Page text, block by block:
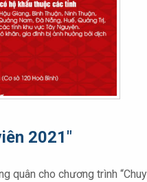
2021″
cho chương trình